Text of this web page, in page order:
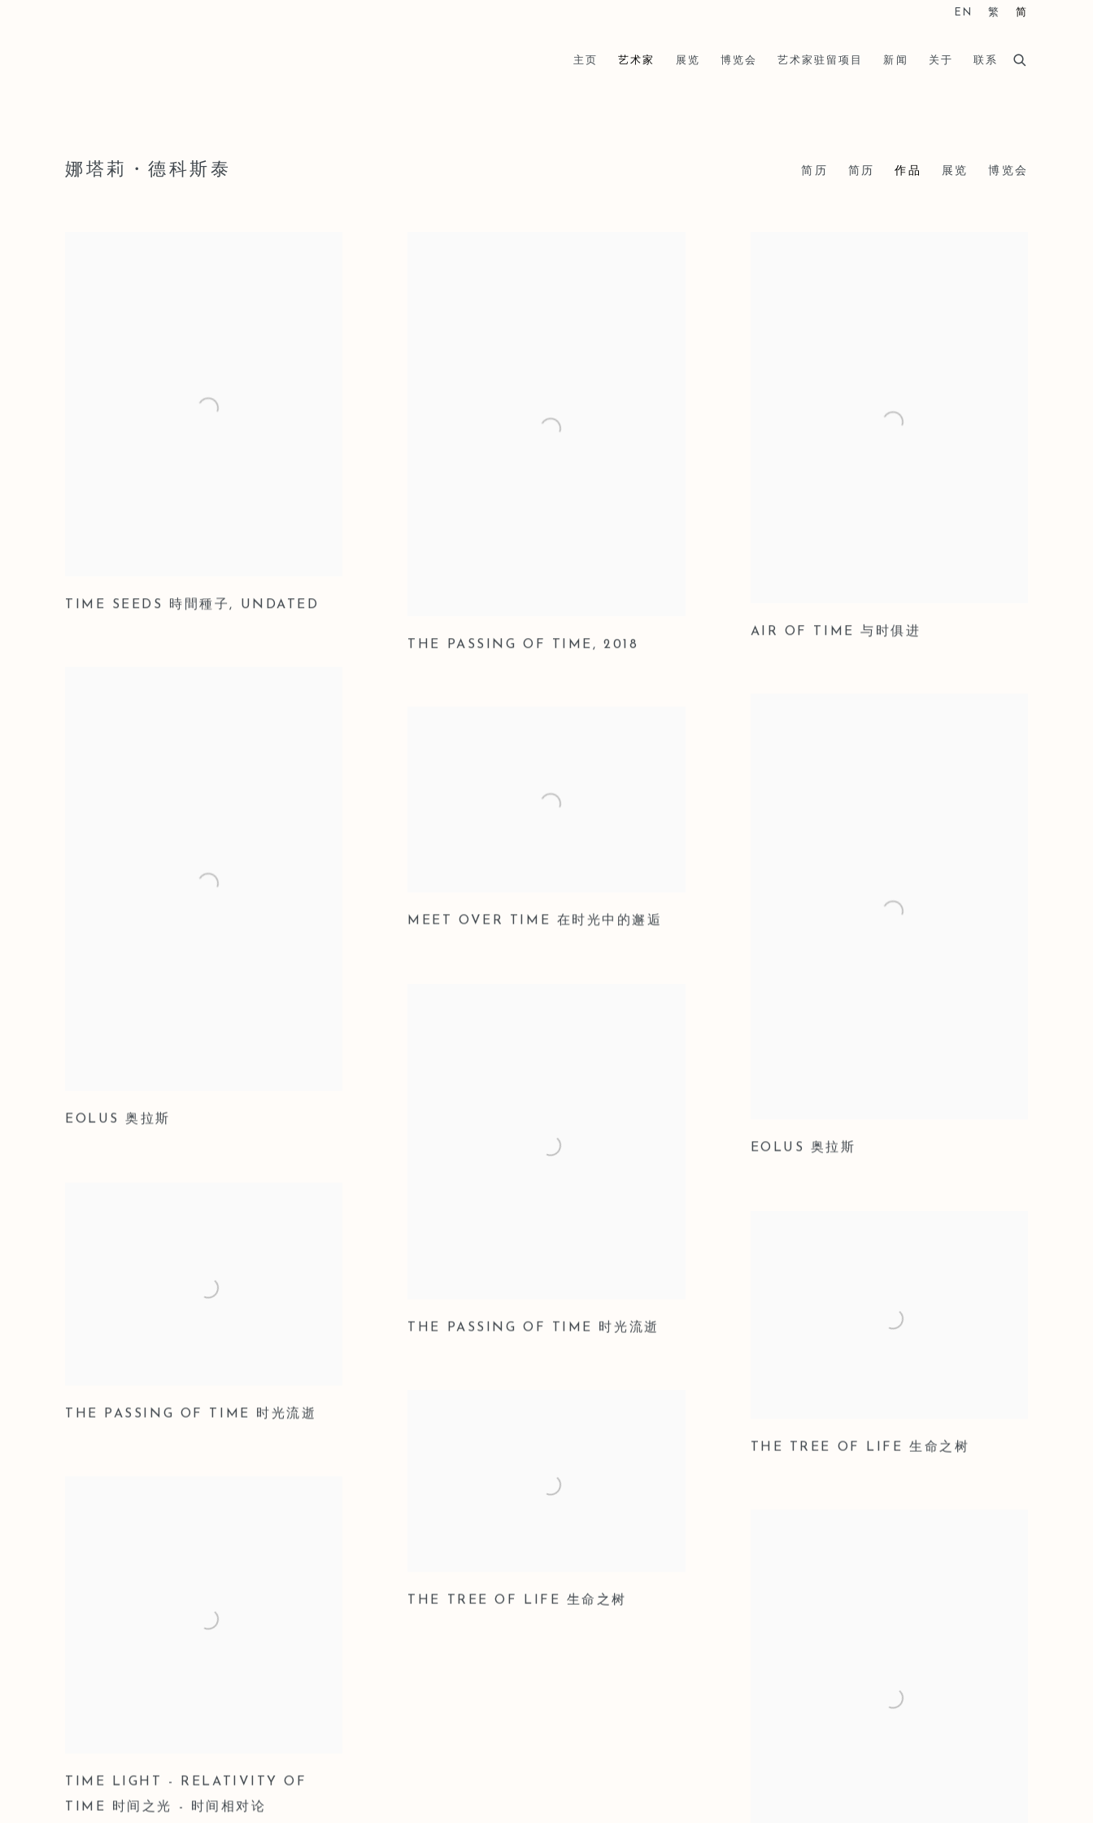
主页 艺术家 展览 博览会 艺术家驻留项目 新闻 关于 联系
EN 繁 简
娜塔莉・德科斯泰 简历 简历 作品 展览 博览会
TIME SEEDS 時間種子, UNDATED
EOLUS 奥拉斯
THE PASSING OF TIME 时光流逝
TIME LIGHT - RELATIVITY OF
TIME 时间之光 - 时间相对论
THE PASSING OF TIME,2018
MEET OVER TIME 在时光中的邂逅
THE PASSING OF TIME 时光流逝
THE TREE OF LIFE 生命之树
AIR OF TIME 与时俱进
EOLUS 奥拉斯
THE TREE OF LIFE 生命之树